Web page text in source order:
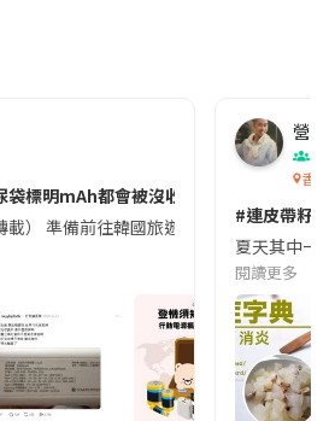
袋標明mAh都會被沒收😱出發前切記檢查
載） 準備前往韓國旅遊的民眾，近期要
營養
香港
#連皮帶籽
夏天其中一
閱讀更多